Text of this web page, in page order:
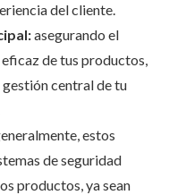
del cliente.
asegurando el
de tus productos,
central de tu
estos
de seguridad
productos, ya sean